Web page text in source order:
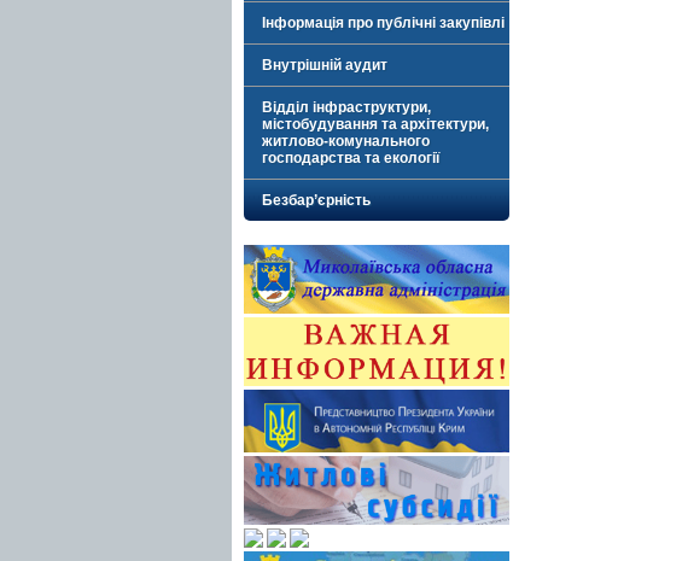
Інформація про публічні закупівлі
Внутрішній аудит
Відділ інфраструктури,
містобудування та архітектури,
житлово-комунального
господарства та екології
Безбар’єрність